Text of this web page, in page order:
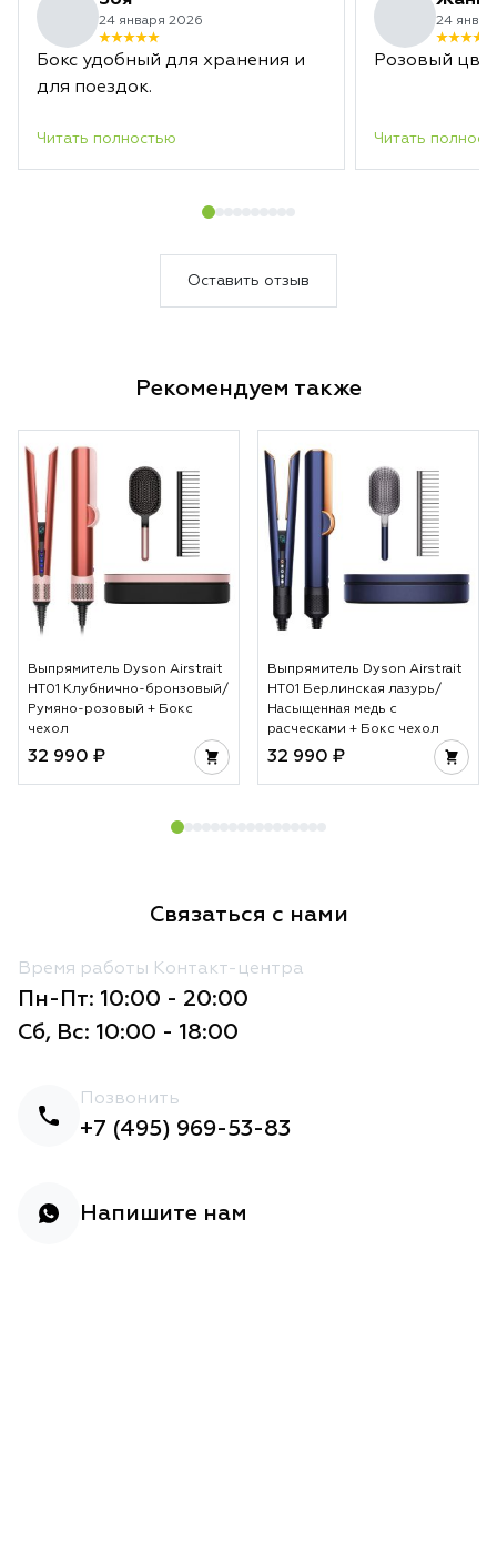
24 января 2026
Бокс удобный для хранения и
для поездок.
Читать полностью
24
Розовый
Читать
Оставить отзыв
Рекомендуем также
Выпрямитель Dyson Airstrait
HT01 Клубнично-бронзовый/
Румяно-розовый + Бокс
чехол
32 990 ₽
Выпрямитель Dyson Airstrait
HT01 Берлинская лазурь/
Насыщенная медь с
расческами + Бокс чехол
32 990 ₽
Связаться с нами
Время работы Контакт-центра
Пн-Пт: 10:00 - 20:00
Сб, Вс: 10:00 - 18:00
Позвонить
+7 (495) 969-53-83
Напишите нам